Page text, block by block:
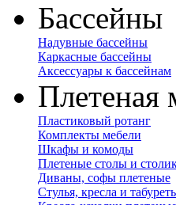
Бассейны
Надувные бассейны
Каркасные бассейны
Аксессуары к бассейнам
Плетеная
Пластиковый ротанг
Комплекты мебели
Шкафы и комоды
Плетеные столы и
Диваны, софы плетеные
Стулья, кресла и